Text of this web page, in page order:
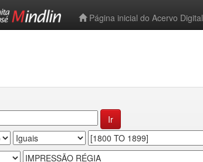
Página inicial do Acervo Digital